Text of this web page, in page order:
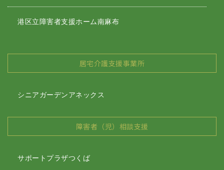
港区立障害者支援ホーム南麻布
居宅介護支援事業所
シニアガーデンアネックス
障害者（児）相談支援
サポートプラザつくば